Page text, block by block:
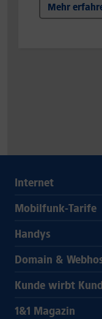
Mehr
Internet
Mobilfunk-Tarife
Handys
Domain &
Kunde wirbt
1&1 Magazin